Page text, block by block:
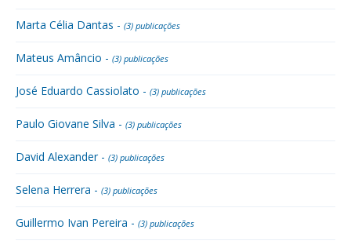
Marta Célia Dantas - (3) publicações
Mateus Amâncio - (3) publicações
José Eduardo Cassiolato - (3) publicações
Paulo Giovane Silva - (3) publicações
David Alexander - (3) publicações
Selena Herrera - (3) publicações
Guillermo Ivan Pereira - (3) publicações